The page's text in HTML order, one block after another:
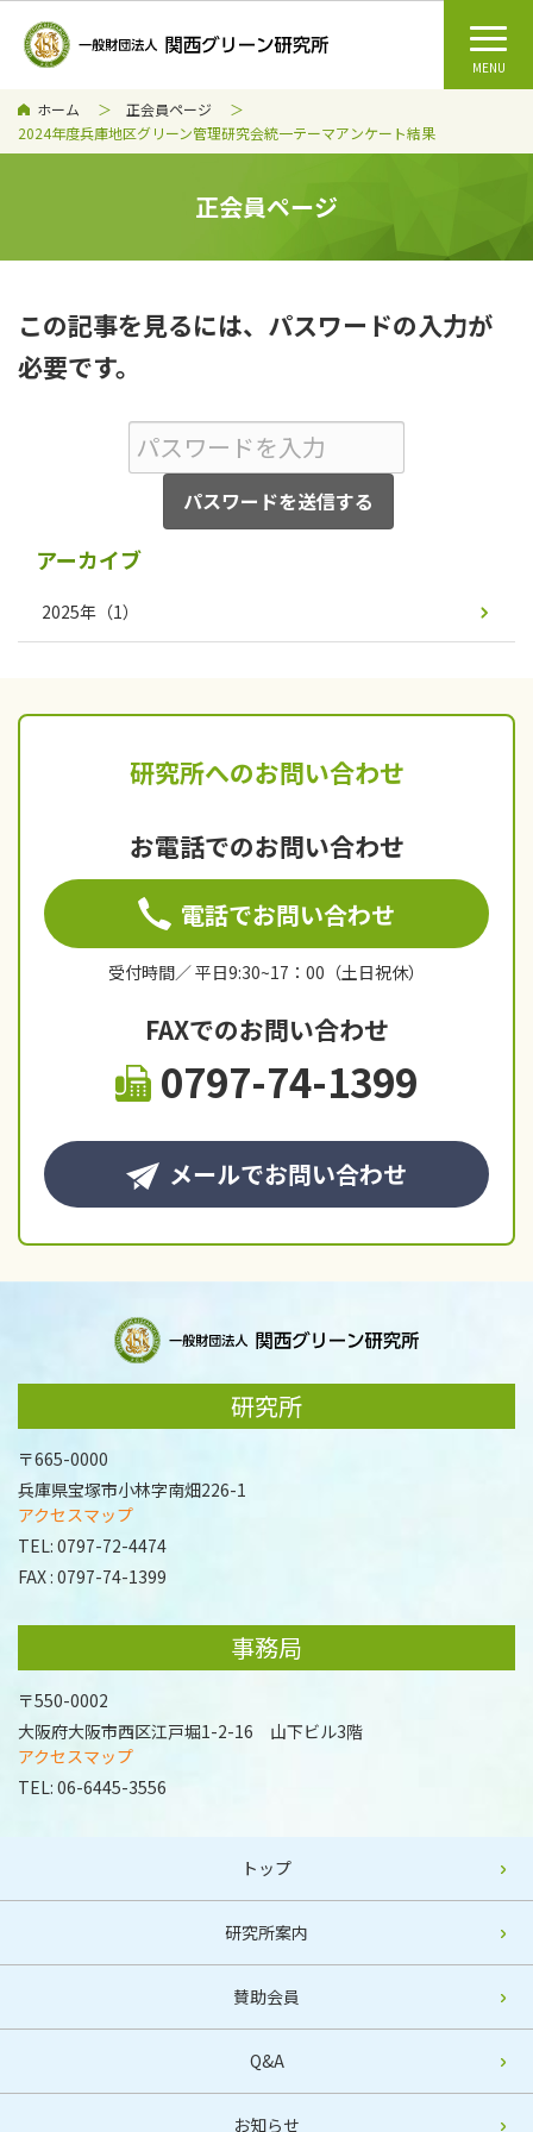
ホーム
正会員ページ
2024年度兵庫地区グリーン管理研究会統一テーマアンケート結果
正会員ページ
この記事を見るには、パスワードの入力が
必要です。
パスワードを送信する
アーカイブ
2025年 （1）
研究所へのお問い合わせ
お電話でのお問い合わせ
電話でお問い合わせ
受付時間／ 平日9:30~17：00（土日祝休）
FAXでのお問い合わせ
0797-74-1399
メールでお問い合わせ
研究所
〒665-0000
兵庫県宝塚市小林字南畑226-1
アクセスマップ
TEL: 0797-72-4474
FAX : 0797-74-1399
事務局
〒550-0002
大阪府大阪市西区江戸堀1-2-16 山下ビル3階
アクセスマップ
TEL: 06-6445-3556
トップ
研究所案内
賛助会員
Q&A
お知らせ